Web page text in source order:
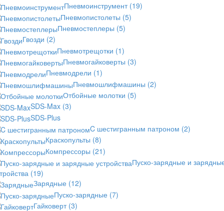
Пневмоинструмент (19)
Пневмопистолеты (5)
Пневмостеплеры (5)
Гвозди (2)
Пневмотрещотки (1)
Пневмогайковерты (3)
Пневмодрели (1)
Пневмошлифмашины (2)
Отбойные молотки (5)
SDS-Max (3)
SDS-Plus
C шестигранным патроном (2)
Краскопульты (8)
Компрессоры (21)
Пуско-зарядные и
(19)
Зарядные (12)
Пуско-зарядные (7)
Гайковерт (3)